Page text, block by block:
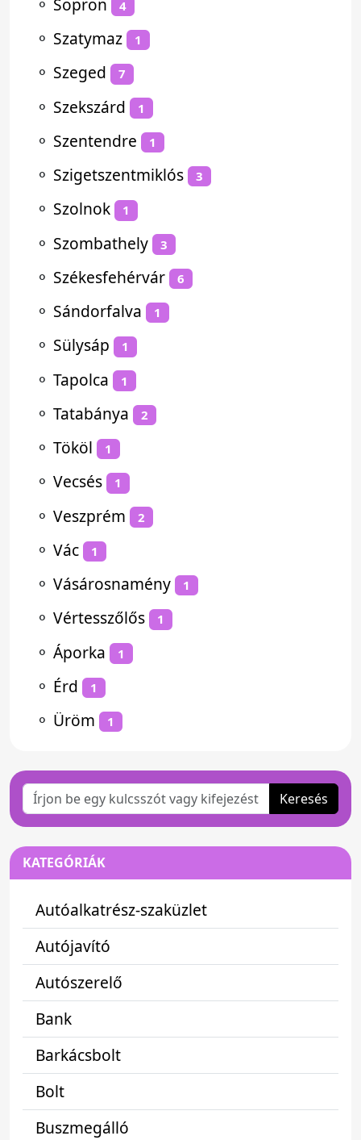
4
⚬ Szatymaz 1
⚬ Szeged 7
⚬ Szekszárd 1
⚬ Szentendre 1
⚬ Szigetszentmiklós 3
⚬ Szolnok 1
⚬ Szombathely 3
⚬ Székesfehérvár 6
⚬ Sándorfalva 1
⚬ Sülysáp 1
⚬ Tapolca 1
⚬ Tatabánya 2
⚬ Tököl 1
⚬ Vecsés 1
⚬ Veszprém 2
⚬ Vác 1
⚬ Vásárosnamény 1
⚬ Vértesszőlős 1
⚬ Áporka 1
⚬ Érd 1
⚬ Üröm 1
Keresés
KATEGÓRIÁK
Autóalkatrész-szaküzlet
Autójavító
Autószerelő
Bank
Barkácsbolt
Bolt
Buszmegálló